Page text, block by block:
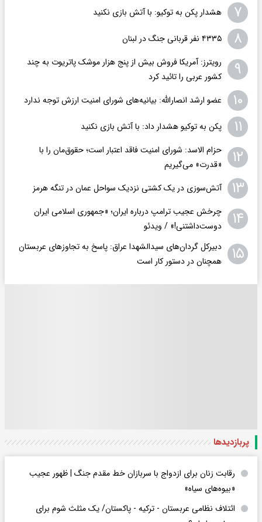
۷ هشدار پکن به توکیو: با آتش بازی نکنید
۸ ۴۳۳۵ نفر قربانی جنگ در لبنان
۹
رویترز: آمریکا فروش بیش از پنج هزار موشک پاتریوت به چند
کشور عربی را تائید کرد
۱۰ عضو ارشد انصارالله: بیانیه‌های شورای امنیت ارزش توجه ندارد
۱۱ پکن به توکیو هشدار داد: با آتش بازی نکنید
۱۲
حزام الاسد: شورای امنیت فاقد اعتبار است؛ حقوق‌مان را با
«قدرت» می‌گیریم
۱۳ آتش‌سوزی در یک کشتی نزدیک سواحل عمان در تنگه هرمز
۱۴
چرخش عجیب ترامپ درباره ایران؛ «جمهوری اسلامی ایران
دوست‌داشتنی!» / ویدئو
۱۵
دبیرکل گردان‌های سیدالشهدا عراق: پاسخ به تجاوزهای عربستان
همچنان در دستور کار است
پربازدید‌ها
رقابت زنان برای ازدواج با سربازان خط مقدم جنگ | ظهور عجیب
«بیوه‌های سیاه»
ائتلاف نظامی عربستان - ترکیه - پاکستان/ یک مثلث شوم برای